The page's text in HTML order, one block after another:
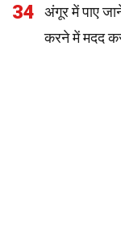
34
अंगूर में पाए
करने में मदद